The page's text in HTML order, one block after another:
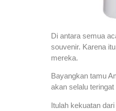
Di antara semua
souvenir. Karena
mereka.
Bayangkan tamu
akan selalu
Itulah kekuatan